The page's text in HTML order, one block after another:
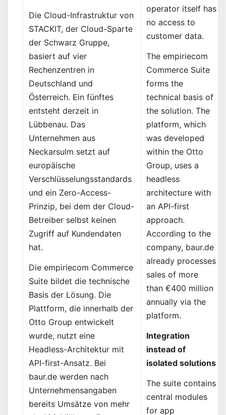
Die Cloud-Infrastruktur von
STACKIT, der Cloud-Sparte
der Schwarz Gruppe,
basiert auf vier
Rechenzentren in
Deutschland und
Österreich. Ein fünftes
entsteht derzeit in
Lübbenau. Das
Unternehmen aus
Neckarsulm setzt auf
europäische
Verschlüsselungsstandards
und ein Zero-Access-
Prinzip, bei dem der Cloud-
Betreiber selbst keinen
Zugriff auf Kundendaten
hat.
Die empiriecom Commerce
Suite bildet die technische
Basis der Lösung. Die
Plattform, die innerhalb der
Otto Group entwickelt
wurde, nutzt eine
Headless-Architektur mit
API-first-Ansatz. Bei
baur.de werden nach
Unternehmensangaben
bereits Umsätze von mehr
operator itself has
no access to
customer data.
The empiriecom
Commerce Suite
forms the
technical basis of
the solution. The
platform, which
was developed
within the Otto
Group, uses a
headless
architecture with
an API-first
approach.
According to the
company, baur.de
already processes
sales of more
than €400 million
annually via the
platform.
Integration
instead of
isolated solutions
The suite contains
central modules
for app